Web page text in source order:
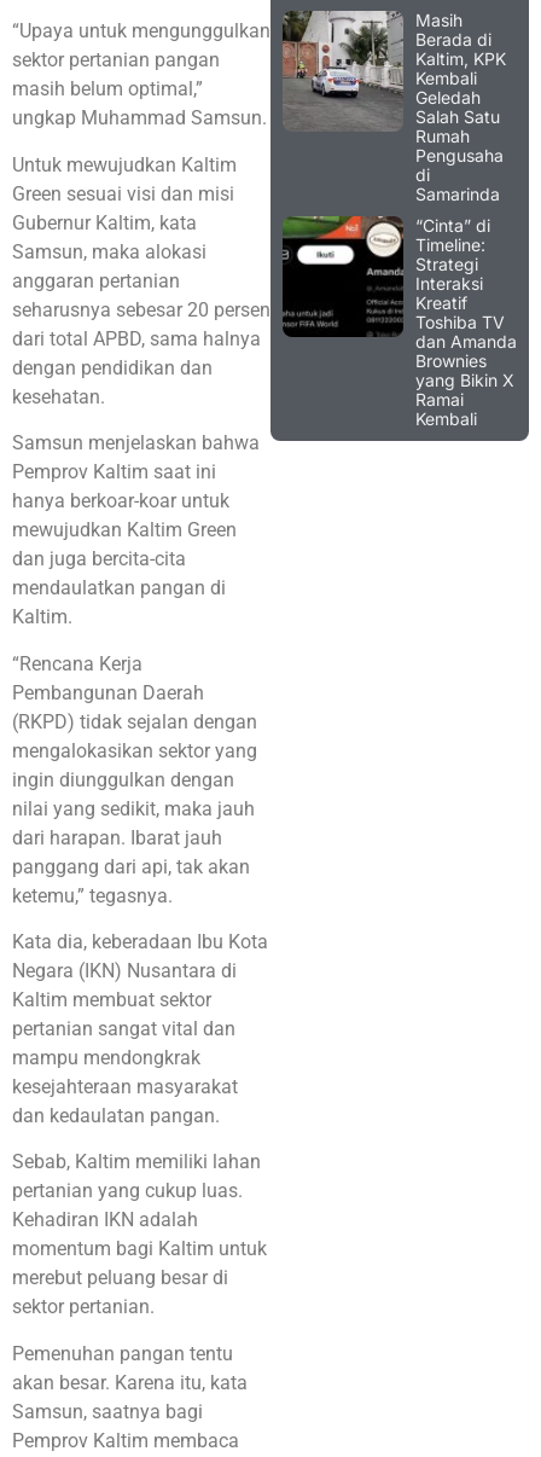
“Upaya untuk mengunggulkan
sektor pertanian pangan
masih belum optimal,”
ungkap Muhammad Samsun.
Untuk mewujudkan Kaltim
Green sesuai visi dan misi
Gubernur Kaltim, kata
Samsun, maka alokasi
anggaran pertanian
seharusnya sebesar 20 persen
dari total APBD, sama halnya
dengan pendidikan dan
kesehatan.
Samsun menjelaskan bahwa
Pemprov Kaltim saat ini
hanya berkoar-koar untuk
mewujudkan Kaltim Green
dan juga bercita-cita
mendaulatkan pangan di
Kaltim.
“Rencana Kerja
Pembangunan Daerah
(RKPD) tidak sejalan dengan
mengalokasikan sektor yang
ingin diunggulkan dengan
nilai yang sedikit, maka jauh
dari harapan. Ibarat jauh
panggang dari api, tak akan
ketemu,” tegasnya.
Kata dia, keberadaan Ibu Kota
Negara (IKN) Nusantara di
Kaltim membuat sektor
pertanian sangat vital dan
mampu mendongkrak
kesejahteraan masyarakat
dan kedaulatan pangan.
Sebab, Kaltim memiliki lahan
pertanian yang cukup luas.
Kehadiran IKN adalah
momentum bagi Kaltim untuk
merebut peluang besar di
sektor pertanian.
Pemenuhan pangan tentu
akan besar. Karena itu, kata
Samsun, saatnya bagi
Pemprov Kaltim membaca
Masih
Berada di
Kaltim, KPK
Kembali
Geledah
Salah Satu
Rumah
Pengusaha
di
Samarinda
“Cinta” di
Timeline:
Strategi
Interaksi
Kreatif
Toshiba TV
dan Amanda
Brownies
yang Bikin X
Ramai
Kembali